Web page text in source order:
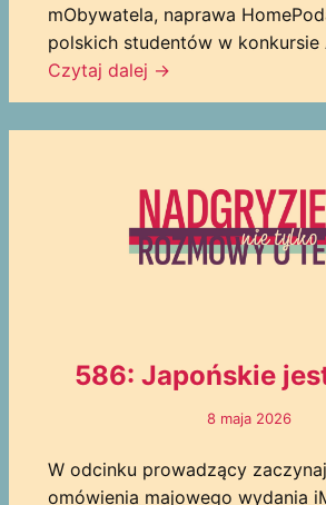
mObywatela, naprawa
polskich studentów w
Czytaj dalej →
586: Japońskie
8 maja 2026
W odcinku prowadzący
omówienia majowego wydania